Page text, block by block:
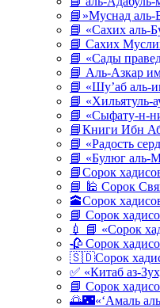
📘»Муснад аль-
📘 «Сахих аль-
📘 Сахих
📘 «Сады
📘 Аль-Азкар
📘 «Шу’аб аль-
📘 «Хильятуль-
📘 «Сыфату-н-
📘Книги Ибн
📘 «Радость
📘 «Булюг аль-
📘Сорок
📘 🕌 Сорок
🕋Сорок
📘 Сорок
💉 📘 «Сорок
🥀 Сорок
🇸🇩Сорок
✅ «Китаб аз-
📘 Сорок
🌅🌃«‘Амаль